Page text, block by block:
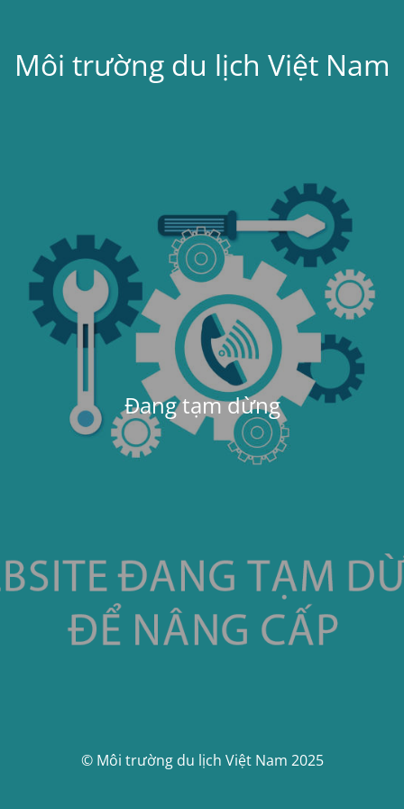
Môi trường du lịch Việt Nam
Đang tạm dừng
© Môi trường du lịch Việt Nam 2025